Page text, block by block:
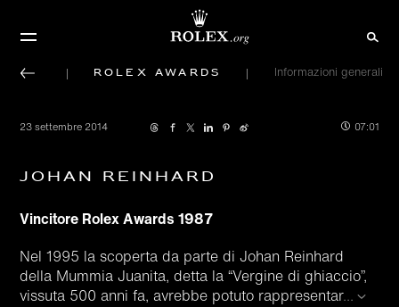
Rolex Awards Informazioni generali
23 settembre 2014 07:01
Johan Reinhard
Vincitore Rolex Awards 1987
Nel 1995 la scoperta da parte di Johan Reinhard
della Mummia Juanita, detta la “Vergine di ghiaccio”,
vissuta 500 anni fa, avrebbe potuto rappresentar...